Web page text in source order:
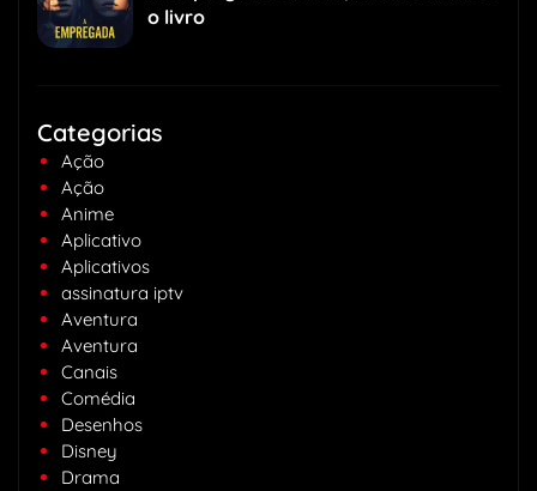
o livro
Categorias
Ação
Ação
Anime
Aplicativo
Aplicativos
assinatura iptv
Aventura
Aventura
Canais
Comédia
Desenhos
Disney
Drama